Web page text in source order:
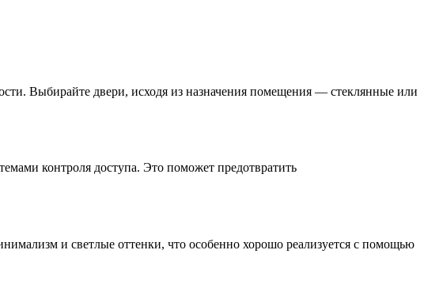
Выбирайте двери, исходя из назначения помещения — стеклянные или
контроля доступа. Это поможет предотвратить
и светлые оттенки, что особенно хорошо реализуется с помощью